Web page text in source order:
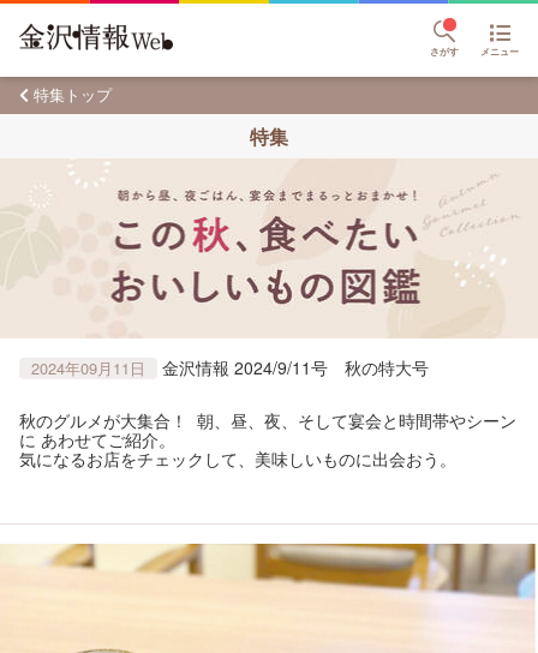
さがす メニュー
特集トップ
特集
2024年09月11日 金沢情報 2024/9/11号 秋の特大号
秋のグルメが大集合！ 朝、昼、夜、そして宴会と時間帯やシーン
に あわせてご紹介。
気になるお店をチェックして、美味しいものに出会おう。